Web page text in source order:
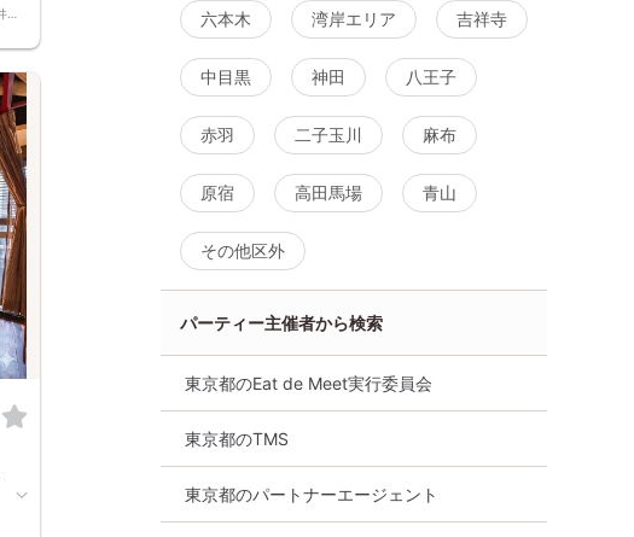
六本木 湾岸エリア 吉祥寺
中目黒 神田 八王子
赤羽 二子玉川 麻布
原宿 高田馬場 青山
その他区外
パーティー主催者から検索
東京都のEat de Meet実行委員会
東京都のTMS
東京都のパートナーエージェント